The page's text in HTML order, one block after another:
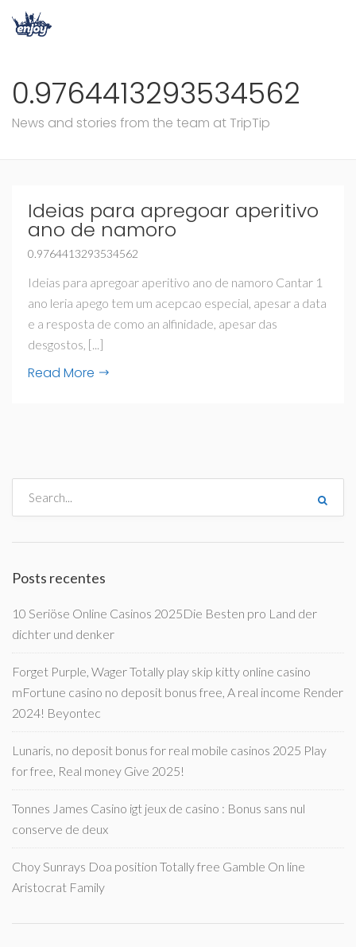
0.9764413293534562
News and stories from the team at TripTip
Ideias para apregoar aperitivo
ano de namoro
0.9764413293534562
Ideias para apregoar aperitivo ano de namoro Cantar 1
ano leria apego tem um acepcao especial, apesar a data
e a resposta de como an alfinidade, apesar das
desgostos, [...]
Read More
Posts recentes
10 Seriöse Online Casinos 2025Die Besten pro Land der
dichter und denker
Forget Purple, Wager Totally play skip kitty online casino
mFortune casino no deposit bonus free, A real income Render
2024! Beyontec
Lunaris, no deposit bonus for real mobile casinos 2025 Play
for free, Real money Give 2025!
Tonnes James Casino igt jeux de casino : Bonus sans nul
conserve de deux
Choy Sunrays Doa position Totally free Gamble On line
Aristocrat Family